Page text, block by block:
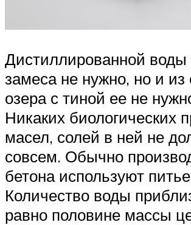
Дистиллированной воды
замеса не нужно, но и из
озера с тиной ее не
Никаких биологических
масел, солей в ней не
совсем. Обычно
бетона используют
Количество воды
равно половине массы